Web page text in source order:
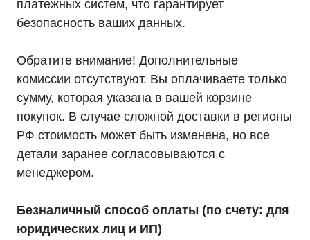
платежных систем, что гарантирует
безопасность ваших данных.
Обратите внимание! Дополнительные
комиссии отсутствуют. Вы оплачиваете только
сумму, которая указана в вашей корзине
покупок. В случае сложной доставки в регионы
РФ стоимость может быть изменена, но все
детали заранее согласовываются с
менеджером.
Безналичный способ оплаты (по счету: для
юридических лиц и ИП)
Каталог
ИБП напольные Tower
ИБП стоечные Rack
ИБП с встроенными АКБ
ИБП Hiden Standart
ИБП Hiden Expert
ИБП HIDEN X-SOD (Na+)
Комплекты ИБП для котлов
Аккумуляторы для ИБП